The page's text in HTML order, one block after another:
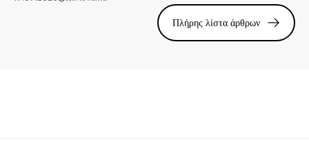
Πλήρης λίστα άρθρων